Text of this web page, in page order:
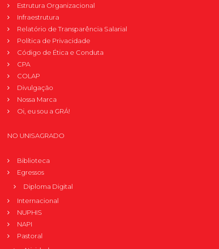
Estrutura Organizacional
Infraestrutura
Relatório de Transparência Salarial
Política de Privacidade
Código de Ética e Conduta
CPA
COLAP
Divulgação
Nossa Marca
Oi, eu sou a GRÁ!
NO UNISAGRADO
Biblioteca
Egressos
Diploma Digital
Internacional
NUPHIS
NAPI
Pastoral